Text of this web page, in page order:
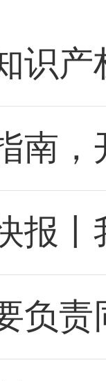
识
南
报
负